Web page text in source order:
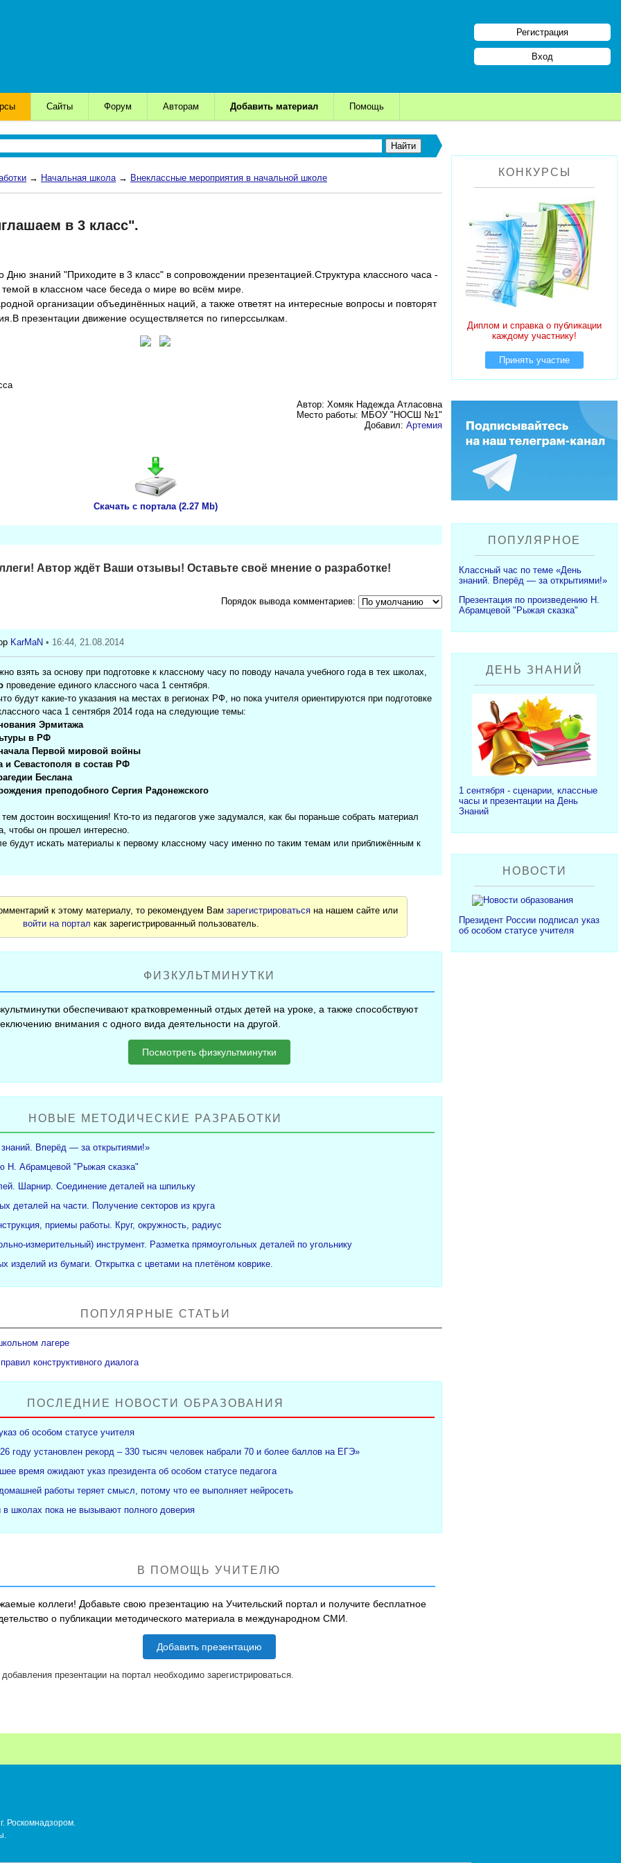
Регистрация
Вход
Сайты Форум Авторам Добавить материал Помощь
→ Начальная школа→ Внеклассные мероприятия в начальной школе
в 3 класс".
Дню знаний "Приходите в 3 класс" в сопровождении презентацией.Структура классного часа -
в классном часе беседа о мире во всём мире.
организации объединённых наций, а также ответят на интересные вопросы и повторят
презентации движение осуществляется по гиперссылкам.
Автор: Хомяк Надежда Атласовна
Место работы: МБОУ "НОСШ №1"
Добавил: Артемия
Скачать с портала (2.27 Mb)
Автор ждёт Ваши отзывы! Оставьте своё мнение о разработке!
Порядок вывода комментариев:
KarMaN • 16:44, 21.08.2014
взять за основу при подготовке к классному часу по поводу начала учебного года в тех школах,
проведение единого классного часа 1 сентября.
будут какие-то указания на местах в регионах РФ, но пока учителя ориентируются при подготовке
часа 1 сентября 2014 года на следующие темы:
Эрмитажа
в РФ
Первой мировой войны
Севастополя в состав РФ
Беслана
преподобного Сергия Радонежского
достоин восхищения! Кто-то из педагогов уже задумался, как бы пораньше собрать материал
чтобы он прошел интересно.
будут искать материалы к первому классному часу именно по таким темам или приближённым к
к этому материалу, то рекомендуем Вамзарегистрироваться на нашем сайте или
войти на портал как зарегистрированный пользователь.
ФИЗКУЛЬТМИНУТКИ
обеспечивают кратковременный отдых детей на уроке, а также способствуют
внимания с одного вида деятельности на другой.
Посмотреть физкультминутки
НОВЫЕ МЕТОДИЧЕСКИЕ РАЗРАБОТКИ
Вперёд — за открытиями!»
Н. Абрамцевой "Рыжая сказка"
Шарнир. Соединение деталей на шпильку
деталей на части. Получение секторов из круга
приемы работы. Круг, окружность, радиус
измерительный) инструмент. Разметка прямоугольных деталей по угольнику
изделий из бумаги. Открытка с цветами на плетёном коврике.
ПОПУЛЯРНЫЕ СТАТЬИ
лагере
конструктивного диалога
ПОСЛЕДНИЕ НОВОСТИ ОБРАЗОВАНИЯ
об особом статусе учителя
году установлен рекорд – 330 тысяч человек набрали 70 и более баллов на ЕГЭ»
время ожидают указ президента об особом статусе педагога
работы теряет смысл, потому что ее выполняет нейросеть
в школах пока не вызывают полного доверия
В ПОМОЩЬ УЧИТЕЛЮ
коллеги! Добавьте свою презентацию на Учительский портал и получите бесплатное
о публикации методического материала в международном СМИ.
Добавить презентацию
презентации на портал необходимо зарегистрироваться.
КОНКУРСЫ
Диплом и справка о публикации
каждому участнику!
Принять участие
ПОПУЛЯРНОЕ
Классный час по теме «День
знаний. Вперёд — за открытиями!»
Презентация по произведению Н.
Абрамцевой "Рыжая сказка"
ДЕНЬ ЗНАНИЙ
1 сентября - сценарии, классные
часы и презентации на День
Знаний
НОВОСТИ
Президент России подписал указ
об особом статусе учителя
Роскомнадзором.